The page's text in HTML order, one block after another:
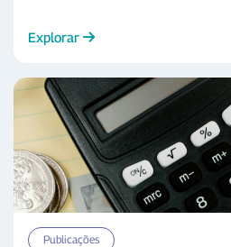
influencia a eficiência da gestão
fiscal municipal. Utilizando
analisa dados de 2015 a 2022. Os
resultados indicam que gestores
com maior qualificação educacional
tendem a apresentar melhor
desempenho na administração
fiscal...
Explorar
Publicações